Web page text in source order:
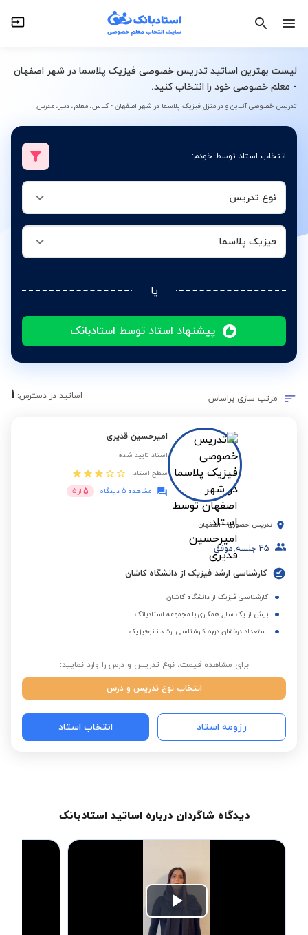
لیست بهترین اساتید تدریس خصوصی فیزیک پلاسما در شهر اصفهان
- معلم خصوصی خود را انتخاب کنید.
تدریس خصوصی آنلاین و در منزل فیزیک پلاسما در شهر اصفهان - کلاس، معلم، دبیر، مدرس
انتخاب استاد توسط خودم:
نوع تدریس
فیزیک پلاسما
یا
پیشنهاد استاد توسط استادبانک
فیزیک پلاسما
مرتب سازی براساس اساتید در دسترس: 1
امیرحسین قدیری
استاد تایید شده
سطح استاد:
مشاهده 5 دیدگاه
5 از 5
تدریس حضوری - اصفهان
45 جلسه موفق
کارشناسی ارشد فیزیک از دانشگاه کاشان
کارشناسی فیزیک از دانشگاه کاشان
بیش از یک سال همکاری با مجموعه استادبانک
استعداد درخشان دوره کارشناسی ارشد نانوفیزیک
برای مشاهده قیمت، نوع تدریس و درس را وارد نمایید:
انتخاب نوع تدریس و درس
رزومه استاد انتخاب استاد
دیدگاه شاگردان درباره اساتید استادبانک
Play